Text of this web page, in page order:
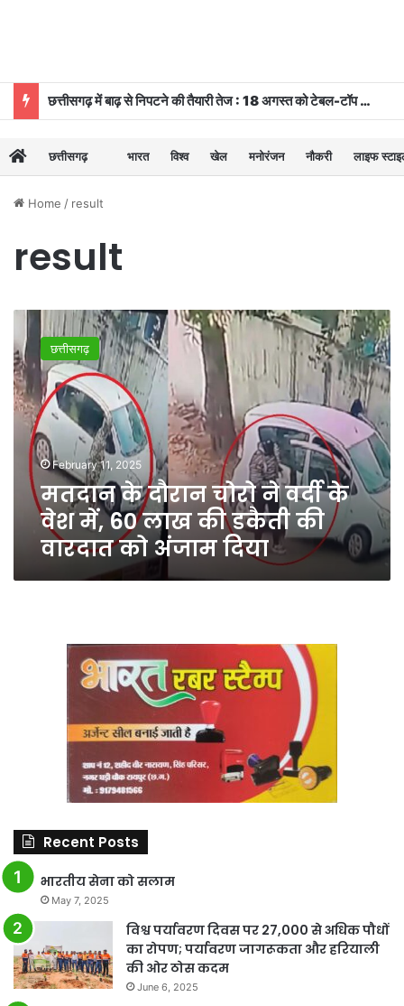
छत्तीसगढ़ में बाढ़ से निपटने की तैयारी तेज : 18 अगस्त को टेबल-टॉप और 20 को होगी मॉक ड्रि
छत्तीसगढ़ भारत विश्व खेल मनोरंजन नौकरी लाइफ
Home / result
result
मतदान
दौरान
चोरो
ने
वर्दी
वारदात
छत्तीसगढ़
February 11, 2025
मतदान के दौरान चोरो ने वर्दी के
वेश में, 60 लाख की डकैती की
वारदात को अंजाम दिया
Recent Posts
भारतीय सेना को सलाम
May 7, 2025
विश्व पर्यावरण दिवस पर 27,000 से अधिक पौधों
का रोपण; पर्यावरण जागरूकता और हरियाली
की ओर ठोस कदम
June 6, 2025